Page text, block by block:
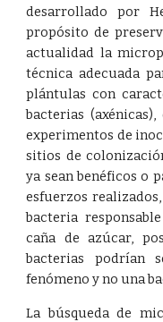
desarrollado por
propósito de
actualidad la
técnica adecuada
plántulas con
bacterias
experimentos de
sitios de
ya sean benéficos o
esfuerzos
bacteria
caña de azúcar,
bacterias podrían
fenómeno y no una
La búsqueda de